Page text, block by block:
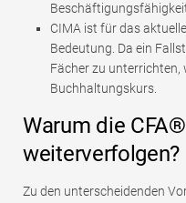
CIMA ist für das
Bedeutung. Da ein
Fächer zu unterrichten,
Buchhaltungskurs.
Warum die
weiterverfolgen?
Zu den unterscheidenden